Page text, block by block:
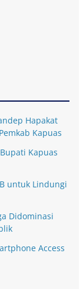
Hapakat
Kapuas
Kapuas
untuk Lindungi
Didominasi
Access